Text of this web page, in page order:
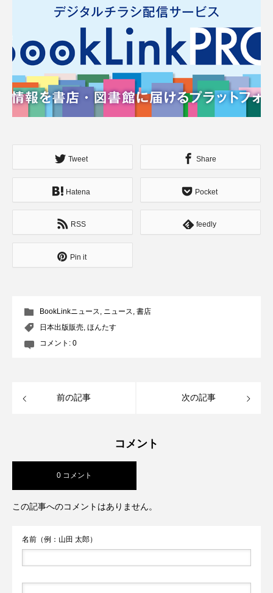
Tweet Share
Hatena Pocket
RSS feedly
Pin it
BookLinkニュース, ニュース, 書店
日本出版販売, ほんたす
コメント: 0
前の記事 次の記事
コメント
0 コメント
この記事へのコメントはありません。
名前（例：山田 太郎）